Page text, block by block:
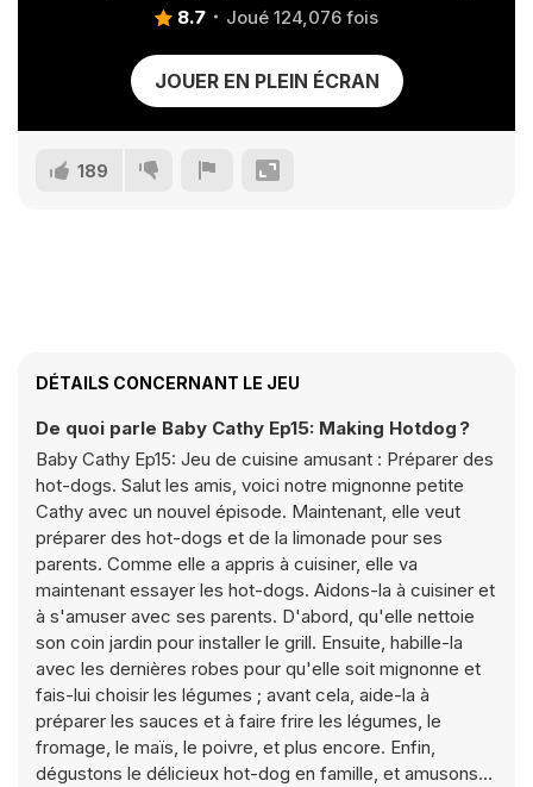
8.7 Joué 124,076 fois
JOUER EN PLEIN ÉCRAN
189
DÉTAILS CONCERNANT LE JEU
De quoi parle Baby Cathy Ep15: Making Hotdog ?
Baby Cathy Ep15: Jeu de cuisine amusant : Préparer des
hot-dogs. Salut les amis, voici notre mignonne petite
Cathy avec un nouvel épisode. Maintenant, elle veut
préparer des hot-dogs et de la limonade pour ses
parents. Comme elle a appris à cuisiner, elle va
maintenant essayer les hot-dogs. Aidons-la à cuisiner et
à s'amuser avec ses parents. D'abord, qu'elle nettoie
son coin jardin pour installer le grill. Ensuite, habille-la
avec les dernières robes pour qu'elle soit mignonne et
fais-lui choisir les légumes ; avant cela, aide-la à
préparer les sauces et à faire frire les légumes, le
fromage, le maïs, le poivre, et plus encore. Enfin,
dégustons le délicieux hot-dog en famille, et amusons-